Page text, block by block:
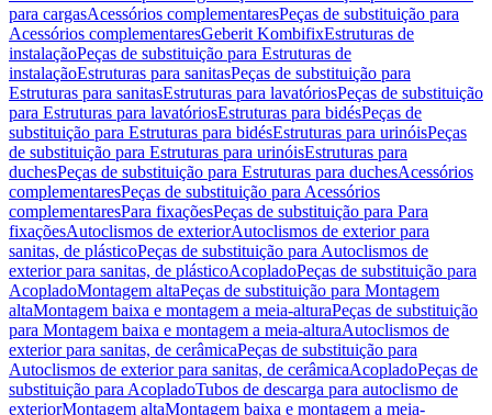
para cargasAcessórios complementaresPeças de substituição para
Acessórios complementaresGeberit KombifixEstruturas de
instalaçãoPeças de substituição para Estruturas de
instalaçãoEstruturas para sanitasPeças de substituição para
Estruturas para sanitasEstruturas para lavatóriosPeças de substituição
para Estruturas para lavatóriosEstruturas para bidésPeças de
substituição para Estruturas para bidésEstruturas para urinóisPeças
de substituição para Estruturas para urinóisEstruturas para
duchesPeças de substituição para Estruturas para duchesAcessórios
complementaresPeças de substituição para Acessórios
complementaresPara fixaçõesPeças de substituição para Para
fixaçõesAutoclismos de exteriorAutoclismos de exterior para
sanitas, de plásticoPeças de substituição para Autoclismos de
exterior para sanitas, de plásticoAcopladoPeças de substituição para
AcopladoMontagem altaPeças de substituição para Montagem
altaMontagem baixa e montagem a meia-alturaPeças de substituição
para Montagem baixa e montagem a meia-alturaAutoclismos de
exterior para sanitas, de cerâmicaPeças de substituição para
Autoclismos de exterior para sanitas, de cerâmicaAcopladoPeças de
substituição para AcopladoTubos de descarga para autoclismo de
exteriorMontagem altaMontagem baixa e montagem a meia-